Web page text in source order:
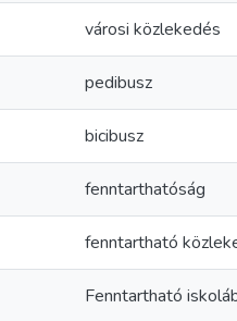
városi közlekedés
pedibusz
bicibusz
fenntarthatóság
fenntartható
Fenntartható